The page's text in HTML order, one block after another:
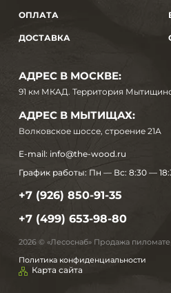
ОПЛАТА
ДОСТАВКА
АДРЕС В МОСКВЕ:
91 км МКАД. Территория
АДРЕС В МЫТИЩАХ:
Волковское шоссе, строение 21А
E-mail: info@the-wood.ru
График работы: Пн — Вс: 8:30 —
+7 (926) 850-91-35
+7 (499) 653-98-80
2026 © «Лесоснаб» Продажа
Политика конфиденциальности
Карта сайта